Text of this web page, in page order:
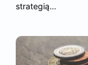
strategią…